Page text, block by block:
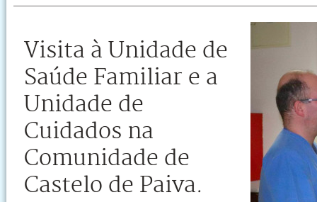
Visita à Unidade de
Saúde Familiar e a
Unidade de
Cuidados na
Comunidade de
Castelo de Paiva.